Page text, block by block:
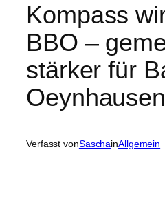
Kompass
BBO –
stärker für
Oeynhausen
Verfasst vonSaschainAllgemein